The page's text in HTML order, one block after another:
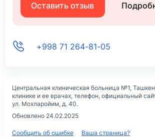
Оставить отзыв
+998 71 264-81-05
Центральная клиническая больница №1,
клинике и ее врачах, телефон, официальный
ул. Мохларойим, д. 40.
Обновлено 24.02.2025
Сообщить об ошибке Ваша страница?